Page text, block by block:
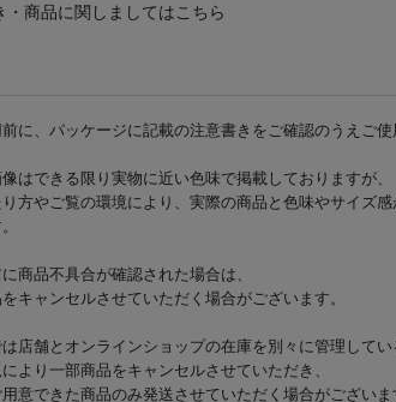
・商品に関しましてはこちら
に、パッケージに記載の注意書きをご確認のうえご使
はできる限り実物に近い色味で掲載しておりますが、
方やご覧の環境により、実際の商品と色味やサイズ
商品不具合が確認された場合は、
キャンセルさせていただく場合がございます。
店舗とオンラインショップの在庫を別々に管理してい
より一部商品をキャンセルさせていただき、
意できた商品のみ発送させていただく場合がございま